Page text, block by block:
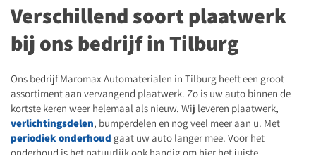
Verschillend soort plaatwerk
bij ons bedrijf in Tilburg
Ons bedrijf Maromax Automaterialen in Tilburg heeft een groot
assortiment aan vervangend plaatwerk. Zo is uw auto binnen de
kortste keren weer helemaal als nieuw. Wij leveren plaatwerk,
verlichtingsdelen, bumperdelen en nog veel meer aan u. Met
periodiek onderhoud gaat uw auto langer mee. Voor het
onderhoud is het natuurlijk ook handig om hier het juiste